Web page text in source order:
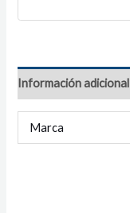
Información adicional
Marca